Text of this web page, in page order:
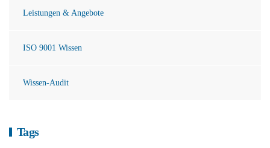
Leistungen & Angebote
ISO 9001 Wissen
Wissen-Audit
Tags